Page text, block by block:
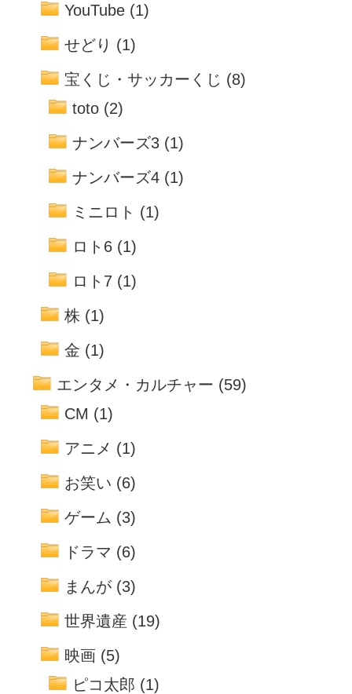
YouTube (1)
せどり (1)
宝くじ・サッカーくじ (8)
toto (2)
ナンバーズ3 (1)
ナンバーズ4 (1)
ミニロト (1)
ロト6 (1)
ロト7 (1)
株 (1)
金 (1)
エンタメ・カルチャー (59)
CM (1)
アニメ (1)
お笑い (6)
ゲーム (3)
ドラマ (6)
まんが (3)
世界遺産 (19)
映画 (5)
ピコ太郎 (1)